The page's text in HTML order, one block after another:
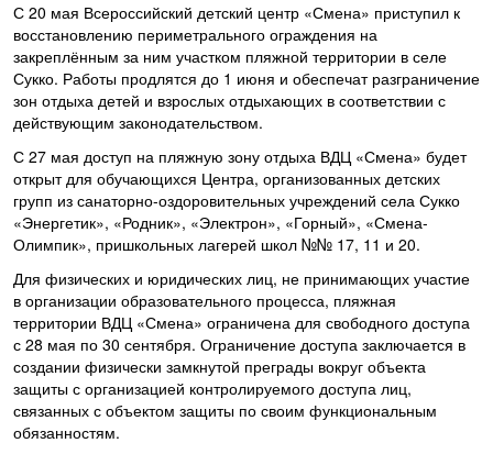
С 20 мая Всероссийский детский центр «Смена» приступил к
восстановлению периметрального ограждения на
закреплённым за ним участком пляжной территории в селе
Сукко. Работы продлятся до 1 июня и обеспечат разграничение
зон отдыха детей и взрослых отдыхающих в соответствии с
действующим законодательством.
С 27 мая доступ на пляжную зону отдыха ВДЦ «Смена» будет
открыт для обучающихся Центра, организованных детских
групп из санаторно-оздоровительных учреждений села Сукко
«Энергетик», «Родник», «Электрон», «Горный», «Смена-
Олимпик», пришкольных лагерей школ №№ 17, 11 и 20.
Для физических и юридических лиц, не принимающих участие
в организации образовательного процесса, пляжная
территории ВДЦ «Смена» ограничена для свободного доступа
с 28 мая по 30 сентября. Ограничение доступа заключается в
создании физически замкнутой преграды вокруг объекта
защиты с организацией контролируемого доступа лиц,
связанных с объектом защиты по своим функциональным
обязанностям.